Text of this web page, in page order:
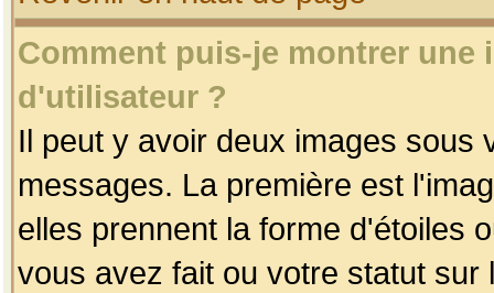
Comment puis-je montrer une
d'utilisateur ?
Il peut y avoir deux images sous
messages. La première est
elles prennent la forme d'étoiles
vous avez fait ou votre statut